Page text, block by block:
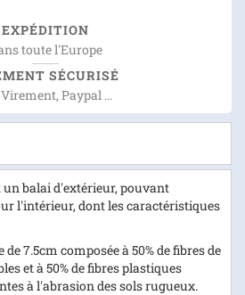
EXPÉDITION
toute l'Europe
SÉCURISÉ
Virement, Paypal ...
un balai d'extérieur, pouvant
l'intérieur, dont les caractéristiques
de 7.5cm composée à 50% de fibres de
et à 50% de fibres plastiques
à l'abrasion des sols rugueux.